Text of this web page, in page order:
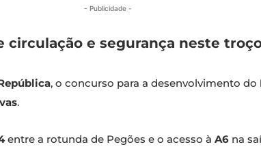
- Publicidade -
circulação e segurança neste
, o concurso para a desenvolvimento do
.
entre a rotunda de Pegões e o acesso à A6 na